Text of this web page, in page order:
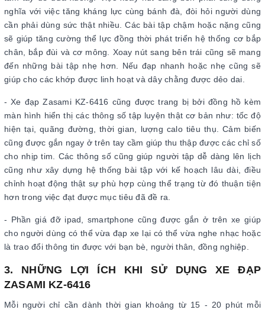
nghĩa với việc tăng kháng lực cùng bánh đà, đòi hỏi người dùng
cần phải dùng sức thật nhiều. Các bài tập chậm hoặc nặng cũng
sẽ giúp tăng cường thể lực đồng thời phát triển hệ thống cơ bắp
chân, bắp đùi và cơ mông. Xoay nút sang bên trái cũng sẽ mang
đến những bài tập nhẹ hơn. Nếu đạp nhanh hoặc nhẹ cũng sẽ
giúp cho các khớp được linh hoạt và dây chằng được dẻo dai.
- Xe đạp Zasami KZ-6416 cũng được trang bị bởi đồng hồ kèm
màn hình hiển thị các thông số tập luyện thật cơ bản như: tốc độ
hiện tại, quãng đường, thời gian, lượng calo tiêu thụ. Cảm biến
cũng được gắn ngay ở trên tay cầm giúp thu thập được các chỉ số
cho nhịp tim. Các thông số cũng giúp người tập dễ dàng lên lịch
cũng như xây dựng hệ thống bài tập với kế hoạch lâu dài, điều
chỉnh hoạt động thật sự phù hợp cùng thể trạng từ đó thuận tiện
hơn trong việc đạt được mục tiêu đã đề ra.
- Phần giá đỡ ipad, smartphone cũng được gắn ở trên xe giúp
cho người dùng có thể vừa đạp xe lại có thể vừa nghe nhạc hoặc
là trao đổi thông tin được với bạn bè, người thân, đồng nghiệp.
3. NHỮNG LỢI ÍCH KHI SỬ DỤNG XE ĐẠP
ZASAMI KZ-6416
Mỗi người chỉ cần dành thời gian khoảng từ 15 - 20 phút mỗi